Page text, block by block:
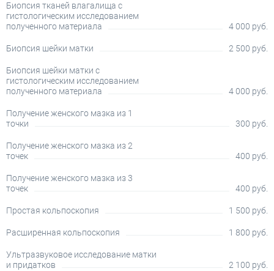
Биопсия тканей влагалища с
гистологическим исследованием
полученного материала
4 000 руб.
Биопсия шейки матки 2 500 руб.
Биопсия шейки матки с
гистологическим исследованием
полученного материала
4 000 руб.
Получение женского мазка из 1
точки
300 руб.
Получение женского мазка из 2
точек
400 руб.
Получение женского мазка из 3
точек
400 руб.
Простая кольпоскопия 1 500 руб.
Расширенная кольпоскопия 1 800 руб.
Ультразвуковое исследование матки
и придатков
2 100 руб.